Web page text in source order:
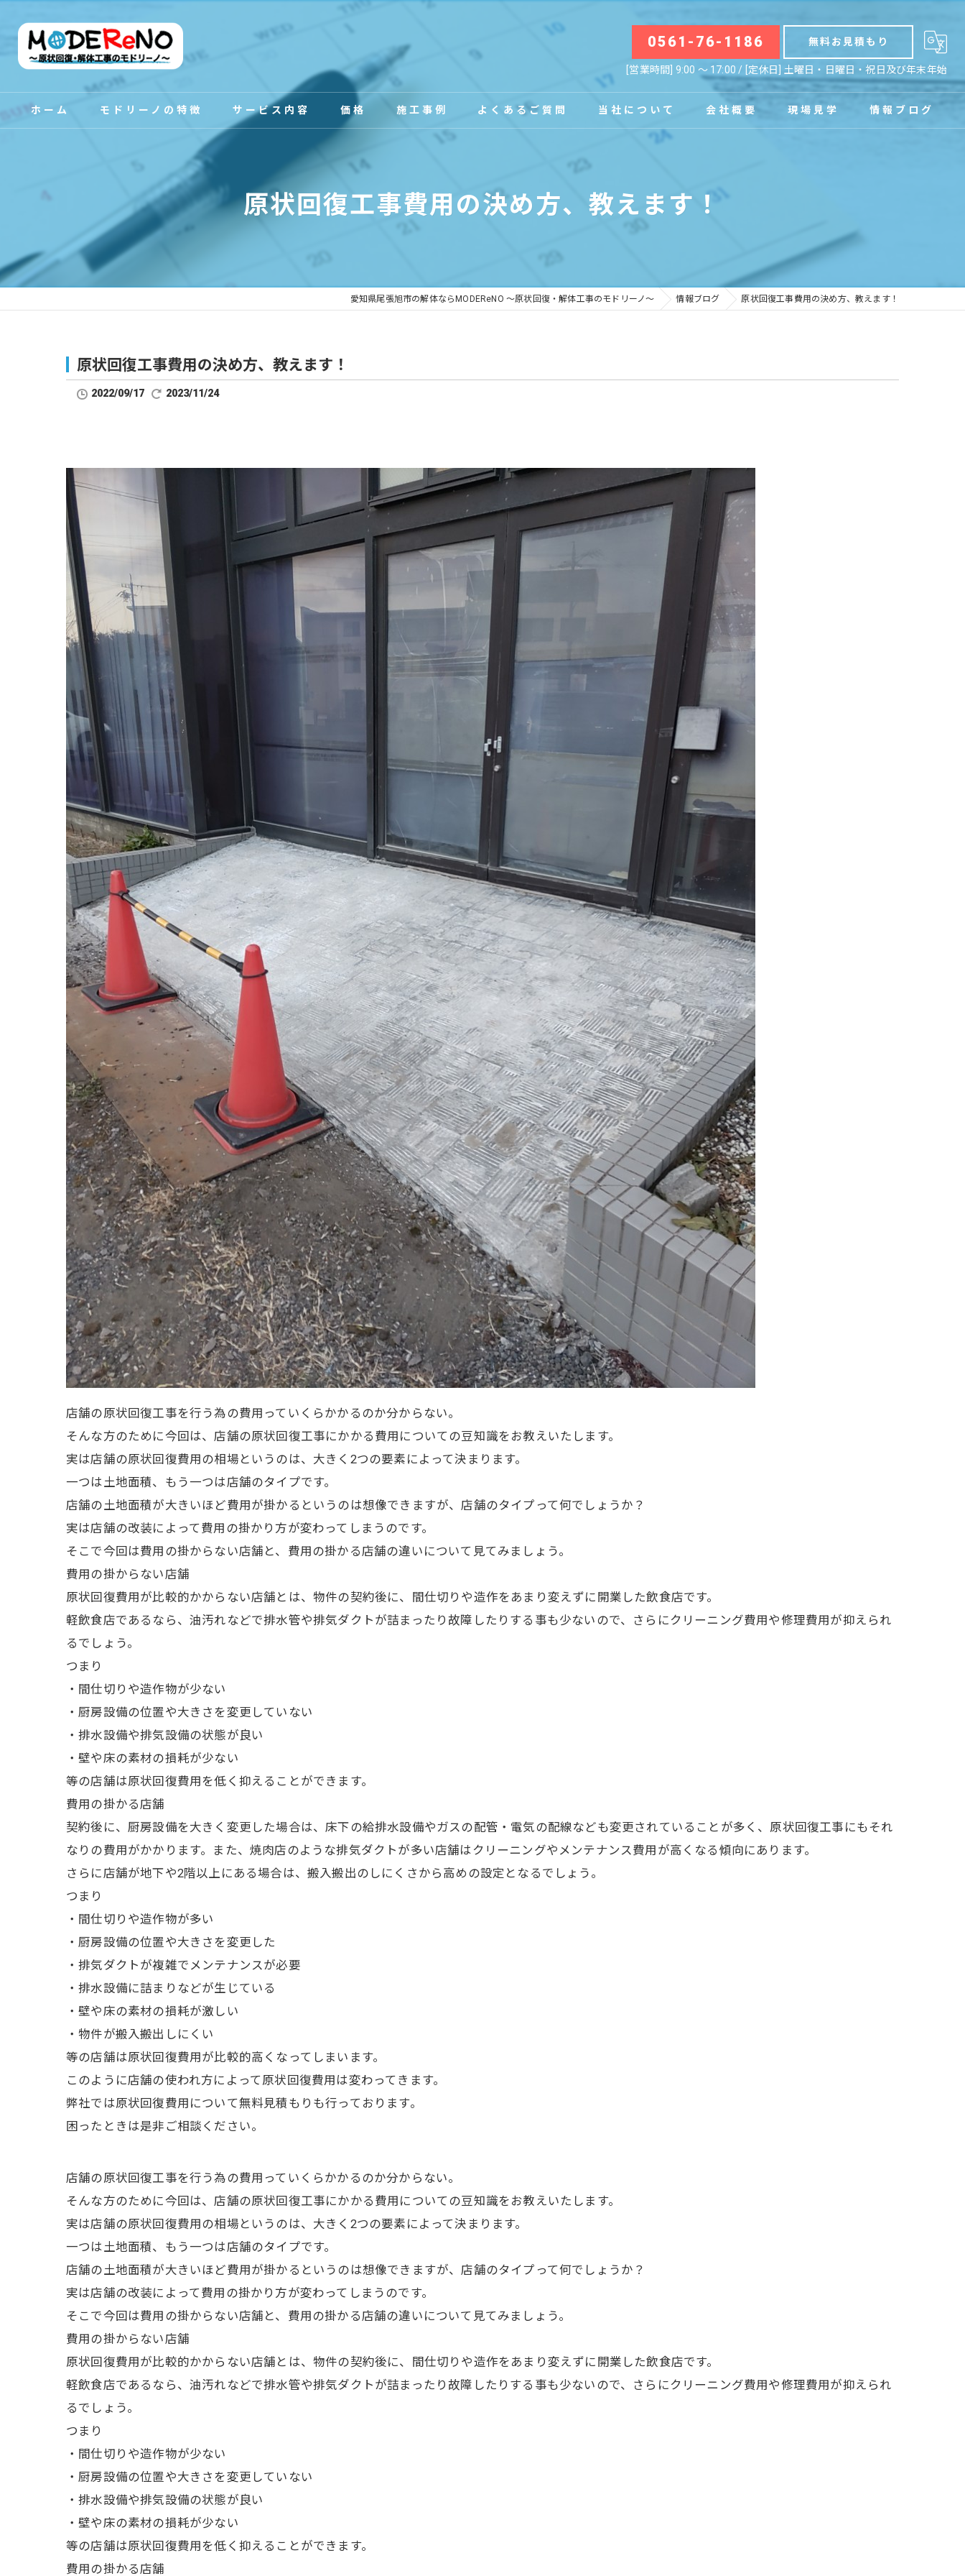
0561-76-1186 無料お見積もり
[営業時間] 9:00 〜 17:00 / [定休日] 土曜日・日曜日・祝日及び年末年始
ホーム モドリーノの特徴 サービス内容 価格 施工事例 よくあるご質問 当社について
事務所
工場
会社概要 現場見学 情報ブログ
原状回復工事費用の決め方、教えます！
愛知県尾張旭市の解体ならMODEReNO ～原状回復・解体工事のモドリーノ～ 情報ブログ 原状回復工事費用の決め方、教えます！
原状回復工事費用の決め方、教えます！
2022/09/17 2023/11/24
店舗の原状回復工事を行う為の費用っていくらかかるのか分からない。
そんな方のために今回は、店舗の原状回復工事にかかる費用についての豆知識をお教えいたします。
実は店舗の原状回復費用の相場というのは、大きく2つの要素によって決まります。
一つは土地面積、もう一つは店舗のタイプです。
店舗の土地面積が大きいほど費用が掛かるというのは想像できますが、店舗のタイプって何でしょうか？
実は店舗の改装によって費用の掛かり方が変わってしまうのです。
そこで今回は費用の掛からない店舗と、費用の掛かる店舗の違いについて見てみましょう。
費用の掛からない店舗
原状回復費用が比較的かからない店舗とは、物件の契約後に、間仕切りや造作をあまり変えずに開業した飲食店です。
軽飲食店であるなら、油汚れなどで排水管や排気ダクトが詰まったり故障したりする事も少ないので、さらにクリーニング費用や修理費用が抑えられ
るでしょう。
つまり
・間仕切りや造作物が少ない
・厨房設備の位置や大きさを変更していない
・排水設備や排気設備の状態が良い
・壁や床の素材の損耗が少ない
等の店舗は原状回復費用を低く抑えることができます。
費用の掛かる店舗
契約後に、厨房設備を大きく変更した場合は、床下の給排水設備やガスの配管・電気の配線なども変更されていることが多く、原状回復工事にもそれ
なりの費用がかかります。また、焼肉店のような排気ダクトが多い店舗はクリーニングやメンテナンス費用が高くなる傾向にあります。
さらに店舗が地下や2階以上にある場合は、搬入搬出のしにくさから高めの設定となるでしょう。
つまり
・間仕切りや造作物が多い
・厨房設備の位置や大きさを変更した
・排気ダクトが複雑でメンテナンスが必要
・排水設備に詰まりなどが生じている
・壁や床の素材の損耗が激しい
・物件が搬入搬出しにくい
等の店舗は原状回復費用が比較的高くなってしまいます。
このように店舗の使われ方によって原状回復費用は変わってきます。
弊社では原状回復費用について無料見積もりも行っております。
困ったときは是非ご相談ください。
店舗の原状回復工事を行う為の費用っていくらかかるのか分からない。
そんな方のために今回は、店舗の原状回復工事にかかる費用についての豆知識をお教えいたします。
実は店舗の原状回復費用の相場というのは、大きく2つの要素によって決まります。
一つは土地面積、もう一つは店舗のタイプです。
店舗の土地面積が大きいほど費用が掛かるというのは想像できますが、店舗のタイプって何でしょうか？
実は店舗の改装によって費用の掛かり方が変わってしまうのです。
そこで今回は費用の掛からない店舗と、費用の掛かる店舗の違いについて見てみましょう。
費用の掛からない店舗
原状回復費用が比較的かからない店舗とは、物件の契約後に、間仕切りや造作をあまり変えずに開業した飲食店です。
軽飲食店であるなら、油汚れなどで排水管や排気ダクトが詰まったり故障したりする事も少ないので、さらにクリーニング費用や修理費用が抑えられ
るでしょう。
つまり
・間仕切りや造作物が少ない
・厨房設備の位置や大きさを変更していない
・排水設備や排気設備の状態が良い
・壁や床の素材の損耗が少ない
等の店舗は原状回復費用を低く抑えることができます。
費用の掛かる店舗